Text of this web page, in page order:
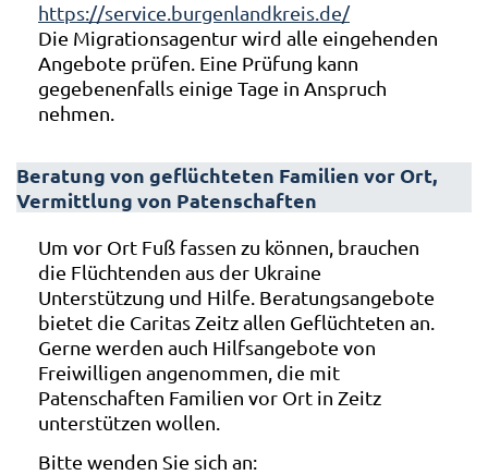
https://service.burgenlandkreis.de/
Die Migrationsagentur wird alle eingehenden
Angebote prüfen. Eine Prüfung kann
gegebenenfalls einige Tage in Anspruch
nehmen.
Beratung von geflüchteten Familien vor Ort,
Vermittlung von Patenschaften
Um vor Ort Fuß fassen zu können, brauchen
die Flüchtenden aus der Ukraine
Unterstützung und Hilfe. Beratungsangebote
bietet die Caritas Zeitz allen Geflüchteten an.
Gerne werden auch Hilfsangebote von
Freiwilligen angenommen, die mit
Patenschaften Familien vor Ort in Zeitz
unterstützen wollen.
Bitte wenden Sie sich an: